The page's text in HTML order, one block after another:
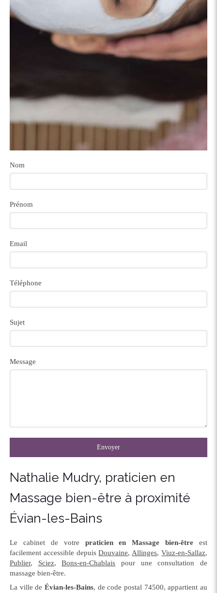
Nom
Prénom
Email
Téléphone
Sujet
Message
Envoyer
Nathalie Mudry, praticien en
Massage bien-être à proximité
Évian-les-Bains
Le cabinet de votre praticien en Massage bien-être est
facilement accessible depuisDouvaine,Allinges,Viuz-en-Sallaz,
Publier, Sciez,Bons-en-Chablais pour une consultation de
massage bien-être.
La ville de Évian-les-Bains, de code postal 74500, appartient au